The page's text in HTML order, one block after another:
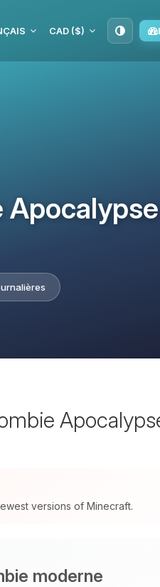
CAD ($)
Apocalypse
versions of Minecraft.
moderne